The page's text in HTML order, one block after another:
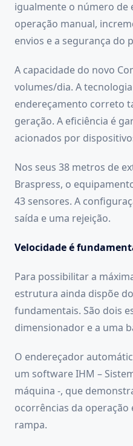
igualmente o número de
operação manual,
envios e a segurança do
A capacidade do novo
volumes/dia. A
endereçamento correto
geração. A eficiência é
acionados por
Nos seus 38 metros de
Braspress, o
43 sensores. A
saída e uma rejeição.
Velocidade é
Para possibilitar a
estrutura ainda dispõe
fundamentais. São dois
dimensionador e a uma
O endereçador
um software IHM –
máquina -, que
ocorrências da operação
rampa.